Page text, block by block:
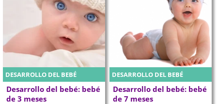
DESARROLLO DEL BEBÉ
Desarrollo del bebé: bebé
de 3 meses
DESARROLLO DEL BEBÉ
Desarrollo del bebé: bebé
de 7 meses